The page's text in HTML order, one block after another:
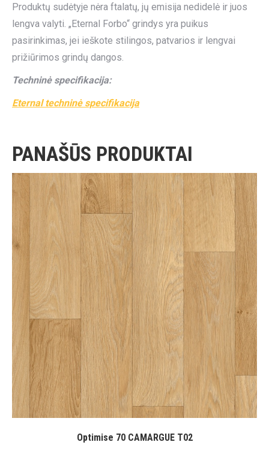
Produktų sudėtyje nėra ftalatų, jų emisija nedidelė ir juos
lengva valyti. „Eternal Forbo“ grindys yra puikus
pasirinkimas, jei ieškote stilingos, patvarios ir lengvai
prižiūrimos grindų dangos.
Techninė specifikacija:
Eternal techninė specifikacija
PANAŠŪS PRODUKTAI
Optimise 70 CAMARGUE T02